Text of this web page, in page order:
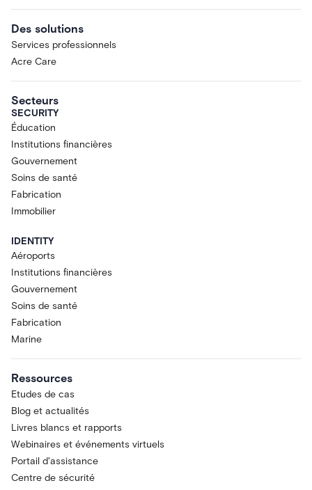
Des solutions
Services professionnels
Acre Care
Secteurs
SECURITY
Éducation
Institutions financières
Gouvernement
Soins de santé
Fabrication
Immobilier
IDENTITY
Aéroports
Institutions financières
Gouvernement
Soins de santé
Fabrication
Marine
Ressources
Etudes de cas
Blog et actualités
Livres blancs et rapports
Webinaires et événements virtuels
Portail d'assistance
Centre de sécurité